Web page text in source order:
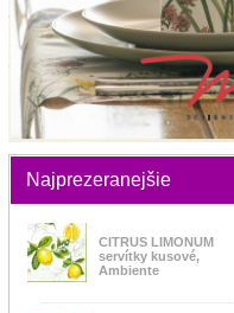
Najprezeranejšie
CITRUS LIMONUM
servítky kusové,
Ambiente